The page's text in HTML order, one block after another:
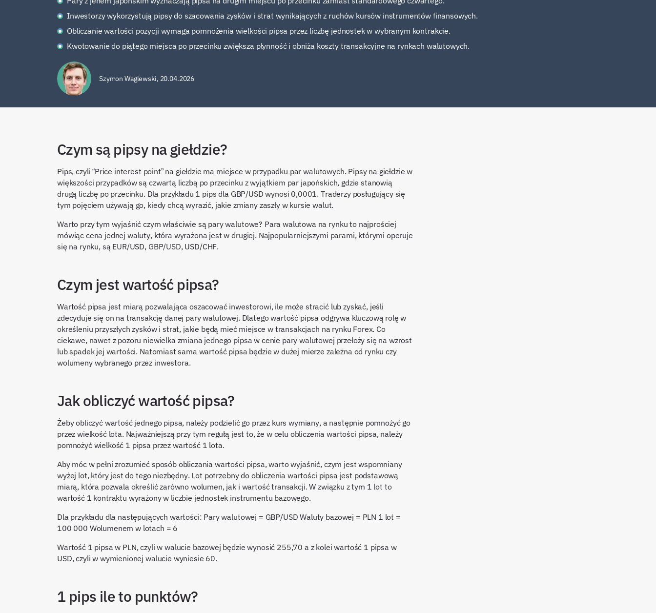
Inwestorzy wykorzystują pipsy do szacowania zysków i strat wynikających z ruchów kursów instrumentów finansowych.
Obliczanie wartości pozycji wymaga pomnożenia wielkości pipsa przez liczbę jednostek w wybranym kontrakcie.
Kwotowanie do piątego miejsca po przecinku zwiększa płynność i obniża koszty transakcyjne na rynkach walutowych.
Szymon Waglewski, 20.04.2026
Czym są pipsy na giełdzie?
Pips, czyli “Price interest point” na giełdzie ma miejsce w przypadku par walutowych. Pipsy na giełdzie w
większości przypadków są czwartą liczbą po przecinku z wyjątkiem par japońskich, gdzie stanowią
drugą liczbę po przecinku. Dla przykładu 1 pips dla GBP/USD wynosi 0,0001. Traderzy posługujący się
tym pojęciem używają go, kiedy chcą wyrazić, jakie zmiany zaszły w kursie walut.
Warto przy tym wyjaśnić czym właściwie są pary walutowe? Para walutowa na rynku to najprościej
mówiąc cena jednej waluty, która wyrażona jest w drugiej. Najpopularniejszymi parami, którymi operuje
się na rynku, są EUR/USD, GBP/USD, USD/CHF.
Czym jest wartość pipsa?
Wartość pipsa jest miarą pozwalająca oszacować inwestorowi, ile może stracić lub zyskać, jeśli
zdecyduje się on na transakcję danej pary walutowej. Dlatego wartość pipsa odgrywa kluczową rolę w
określeniu przyszłych zysków i strat, jakie będą mieć miejsce w transakcjach na rynku Forex. Co
ciekawe, nawet z pozoru niewielka zmiana jednego pipsa w cenie pary walutowej przełoży się na wzrost
lub spadek jej wartości. Natomiast sama wartość pipsa będzie w dużej mierze zależna od rynku czy
wolumeny wybranego przez inwestora.
Jak obliczyć wartość pipsa?
Żeby obliczyć wartość jednego pipsa, należy podzielić go przez kurs wymiany, a następnie pomnożyć go
przez wielkość lota. Najważniejszą przy tym regułą jest to, że w celu obliczenia wartości pipsa, należy
pomnożyć wielkość 1 pipsa przez wartość 1 lota.
Aby móc w pełni zrozumieć sposób obliczania wartości pipsa, warto wyjaśnić, czym jest wspomniany
wyżej lot, który jest do tego niezbędny. Lot potrzebny do obliczenia wartości pipsa jest podstawową
miarą, która pozwala określić zarówno wolumen, jak i wartość transakcji. W związku z tym 1 lot to
wartość 1 kontraktu wyrażony w liczbie jednostek instrumentu bazowego.
Dla przykładu dla następujących wartości: Pary walutowej = GBP/USD Waluty bazowej = PLN 1 lot =
100 000 Wolumenem w lotach = 6
Wartość 1 pipsa w PLN, czyli w walucie bazowej będzie wynosić 255,70 a z kolei wartość 1 pipsa w
USD, czyli w wymienionej walucie wyniesie 60.
1 pips ile to punktów?